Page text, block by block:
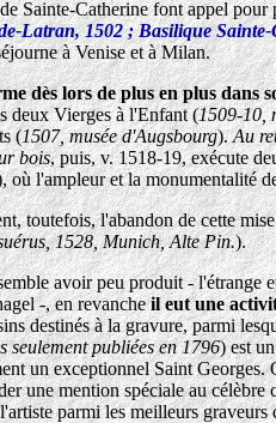
Sainte-Catherine font appel pour
Latran, 1502 ; Basilique
à Venise et à Milan.
dès lors de plus en plus dans
deux Vierges à l'Enfant (1509-10,
(1507, musée d'Augsbourg).Au
bois, puis, v. 1518-19, exécute
où l'ampleur et la monumentalité
toutefois, l'abandon de cette
1528, Munich, Alte Pin.).
avoir peu produit - l'étrange
-, en revancheil eut une
destinés à la gravure, parmi
seulement publiées en 1796) est
un exceptionnel Saint Georges.
une mention spéciale au
parmi les meilleurs graveurs